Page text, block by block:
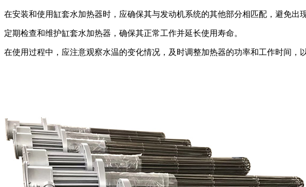
在安装和使用缸套水加热器时，应确保其与发动机系统的其他部分相匹配，避免出
定期检查和维护缸套水加热器，确保其正常工作并延长使用寿命。
在使用过程中，应注意观察水温的变化情况，及时调整加热器的功率和工作时间，